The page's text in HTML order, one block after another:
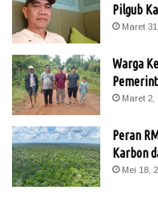
Pilgub
Maret
Warga
Maret 2,
Peran
Karbon
Mei 18,